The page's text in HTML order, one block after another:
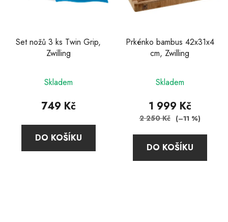
Set nožů 3 ks Twin Grip,
Zwilling
hodnocení
produktu
5,0
z
Skladem
749 Kč
DO KOŠÍKU
Prkénko bambus 42x31x4
cm, Zwilling
hodnocení
produktu
je
z
Skladem
1 999 Kč
2 250 Kč (–11 %)
DO KOŠÍKU